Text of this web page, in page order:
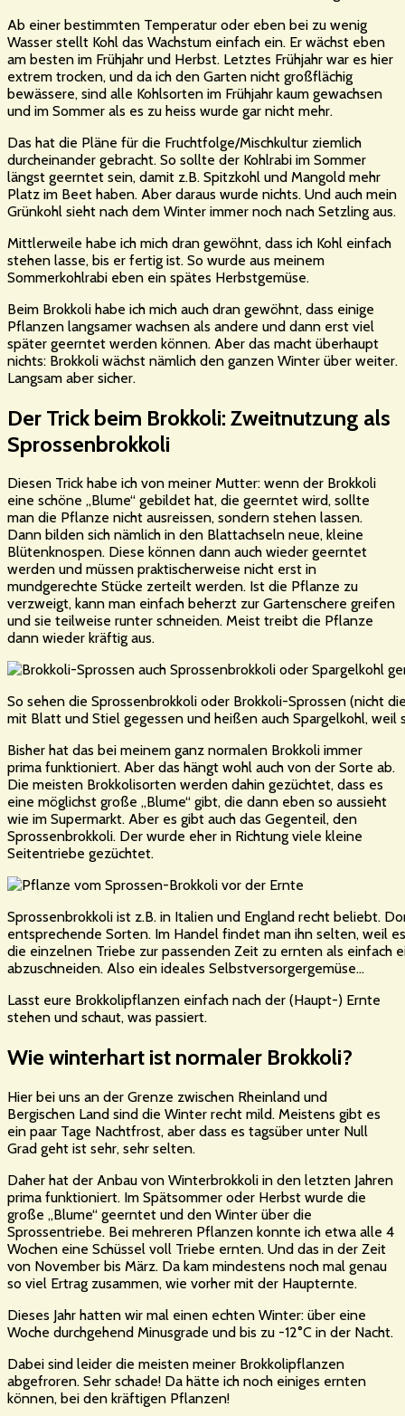
Ab einer bestimmten Temperatur oder eben bei zu wenig
Wasser stellt Kohl das Wachstum einfach ein. Er wächst eben
am besten im Frühjahr und Herbst. Letztes Frühjahr war es hier
extrem trocken, und da ich den Garten nicht großflächig
bewässere, sind alle Kohlsorten im Frühjahr kaum gewachsen
und im Sommer als es zu heiss wurde gar nicht mehr.
Das hat die Pläne für die Fruchtfolge/Mischkultur ziemlich
durcheinander gebracht. So sollte der Kohlrabi im Sommer
längst geerntet sein, damit z.B. Spitzkohl und Mangold mehr
Platz im Beet haben. Aber daraus wurde nichts. Und auch mein
Grünkohl sieht nach dem Winter immer noch nach Setzling aus.
Mittlerweile habe ich mich dran gewöhnt, dass ich Kohl einfach
stehen lasse, bis er fertig ist. So wurde aus meinem
Sommerkohlrabi eben ein spätes Herbstgemüse.
Beim Brokkoli habe ich mich auch dran gewöhnt, dass einige
Pflanzen langsamer wachsen als andere und dann erst viel
später geerntet werden können. Aber das macht überhaupt
nichts: Brokkoli wächst nämlich den ganzen Winter über weiter.
Langsam aber sicher.
Der Trick beim Brokkoli: Zweitnutzung als
Sprossenbrokkoli
Diesen Trick habe ich von meiner Mutter: wenn der Brokkoli
eine schöne „Blume“ gebildet hat, die geerntet wird, sollte
man die Pflanze nicht ausreissen, sondern stehen lassen.
Dann bilden sich nämlich in den Blattachseln neue, kleine
Blütenknospen. Diese können dann auch wieder geerntet
werden und müssen praktischerweise nicht erst in
mundgerechte Stücke zerteilt werden. Ist die Pflanze zu
verzweigt, kann man einfach beherzt zur Gartenschere greifen
und sie teilweise runter schneiden. Meist treibt die Pflanze
dann wieder kräftig aus.
So sehen die Sprossenbrokkoli oder Brokkoli-Sprossen (nicht
mit Blatt und Stiel gegessen und heißen auch Spargelkohl, weil
Bisher hat das bei meinem ganz normalen Brokkoli immer
prima funktioniert. Aber das hängt wohl auch von der Sorte ab.
Die meisten Brokkolisorten werden dahin gezüchtet, dass es
eine möglichst große „Blume“ gibt, die dann eben so aussieht
wie im Supermarkt. Aber es gibt auch das Gegenteil, den
Sprossenbrokkoli. Der wurde eher in Richtung viele kleine
Seitentriebe gezüchtet.
Sprossenbrokkoli ist z.B. in Italien und England recht beliebt.
entsprechende Sorten. Im Handel findet man ihn selten, weil
die einzelnen Triebe zur passenden Zeit zu ernten als einfach
abzuschneiden. Also ein ideales Selbstversorgergemüse…
Lasst eure Brokkolipflanzen einfach nach der (Haupt-) Ernte
stehen und schaut, was passiert.
Wie winterhart ist normaler Brokkoli?
Hier bei uns an der Grenze zwischen Rheinland und
Bergischen Land sind die Winter recht mild. Meistens gibt es
ein paar Tage Nachtfrost, aber dass es tagsüber unter Null
Grad geht ist sehr, sehr selten.
Daher hat der Anbau von Winterbrokkoli in den letzten Jahren
prima funktioniert. Im Spätsommer oder Herbst wurde die
große „Blume“ geerntet und den Winter über die
Sprossentriebe. Bei mehreren Pflanzen konnte ich etwa alle 4
Wochen eine Schüssel voll Triebe ernten. Und das in der Zeit
von November bis März. Da kam mindestens noch mal genau
so viel Ertrag zusammen, wie vorher mit der Haupternte.
Dieses Jahr hatten wir mal einen echten Winter: über eine
Woche durchgehend Minusgrade und bis zu -12°C in der Nacht.
Dabei sind leider die meisten meiner Brokkolipflanzen
abgefroren. Sehr schade! Da hätte ich noch einiges ernten
können, bei den kräftigen Pflanzen!